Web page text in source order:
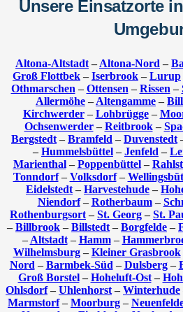
Unsere Einsatzorte
Altona-Altstadt – Altona-Nord –
Groß Flottbek – Iserbrook – Lurup
Othmarschen – Ottensen – Rissen –
Allermöhe – Altengamme –
Kirchwerder– Lohbrügge–
Ochsenwerder– Reitbrook–
Bergstedt – Bramfeld – Duvenstedt
– Hummelsbüttel – Jenfeld –
Marienthal– Poppenbüttel–
Tonndorf– Volksdorf–
Eidelstedt – Harvestehude –
Niendorf– Rotherbaum–
Rothenburgsort – St. Georg – St.
– Billbrook – Billstedt – Borgfelde –
– Altstadt– Hamm–
Wilhelmsburg– Kleiner Grasbrook
Nord – Barmbek-Süd – Dulsberg–
Groß Borstel– Hoheluft-Ost–
Ohlsdorf– Uhlenhorst – Winterhude
Marmstorf– Moorburg –